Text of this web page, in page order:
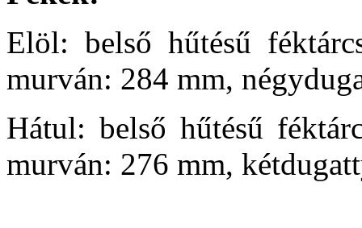
Elöl: belső hűtésű
murván: 284 mm,
Hátul: belső hűtésű
murván: 276 mm,